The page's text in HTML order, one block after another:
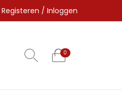
Registeren / Inloggen
0